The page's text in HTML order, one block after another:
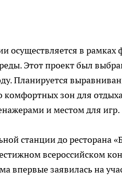
осуществляется в рамках
Этот проект был
Планируется
комфортных зон для
и местом для игр.
станции до ресторана
всероссийском
впервые заявилась на